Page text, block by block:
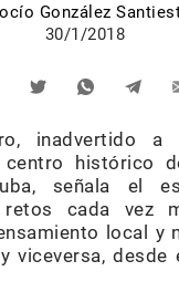
González
30/1/2018
inadvertido a
centro histórico
señala el
cada vez
local y
viceversa,